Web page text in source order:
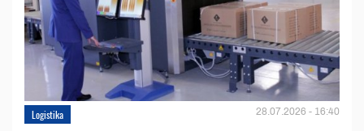
Logistika 28.07.2026 - 16:40